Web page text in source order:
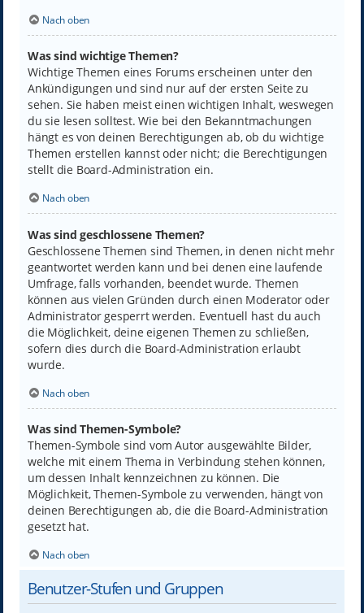
Nach oben
Was sind wichtige Themen?
Wichtige Themen eines Forums erscheinen unter den
Ankündigungen und sind nur auf der ersten Seite zu
sehen. Sie haben meist einen wichtigen Inhalt, weswegen
du sie lesen solltest. Wie bei den Bekanntmachungen
hängt es von deinen Berechtigungen ab, ob du wichtige
Themen erstellen kannst oder nicht; die Berechtigungen
stellt die Board-Administration ein.
Nach oben
Was sind geschlossene Themen?
Geschlossene Themen sind Themen, in denen nicht mehr
geantwortet werden kann und bei denen eine laufende
Umfrage, falls vorhanden, beendet wurde. Themen
können aus vielen Gründen durch einen Moderator oder
Administrator gesperrt werden. Eventuell hast du auch
die Möglichkeit, deine eigenen Themen zu schließen,
sofern dies durch die Board-Administration erlaubt
wurde.
Nach oben
Was sind Themen-Symbole?
Themen-Symbole sind vom Autor ausgewählte Bilder,
welche mit einem Thema in Verbindung stehen können,
um dessen Inhalt kennzeichnen zu können. Die
Möglichkeit, Themen-Symbole zu verwenden, hängt von
deinen Berechtigungen ab, die die Board-Administration
gesetzt hat.
Nach oben
Benutzer-Stufen und Gruppen